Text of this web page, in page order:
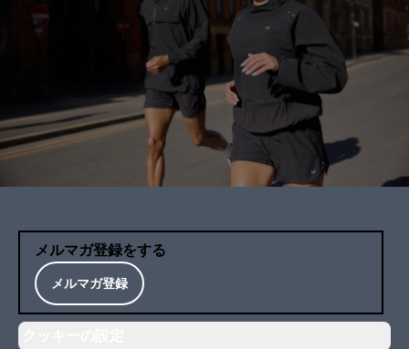
メルマガ登録をする
メルマガ登録